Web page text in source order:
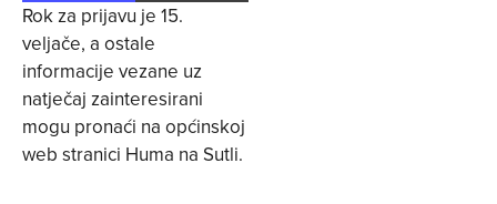
Rok za prijavu je 15.
veljače, a ostale
informacije vezane uz
natječaj zainteresirani
mogu pronaći na općinskoj
web stranici Huma na Sutli.